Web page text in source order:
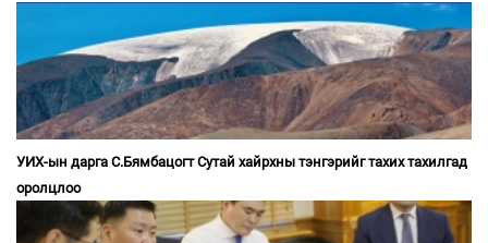
УИХ-ын дарга С.Бямбацогт Сутай хайрхны тэнгэрийг тахих тахилгад
оролцлоо